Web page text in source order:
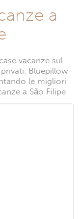
a
vacanze sul
Bluepillow
le migliori
a São Filipe